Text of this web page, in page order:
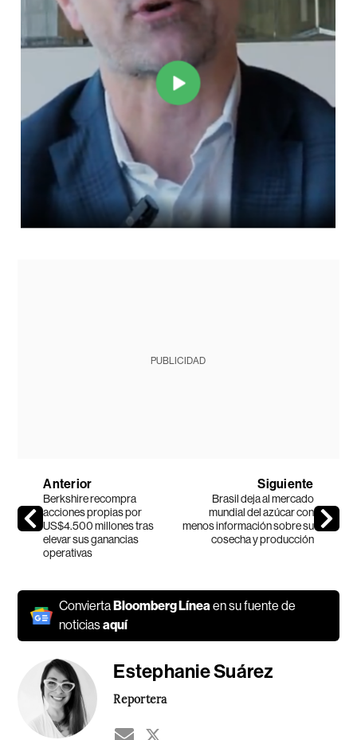
PUBLICIDAD
Anterior
Berkshire recompra
acciones propias por
US$4.500 millones tras
elevar sus ganancias
operativas
Siguiente
Brasil deja al mercado
mundial del azúcar con
menos información sobre su
cosecha y producción
ConviertaBloomberg Líneaen su fuente de
noticiasaquí
Estephanie Suárez
Reportera